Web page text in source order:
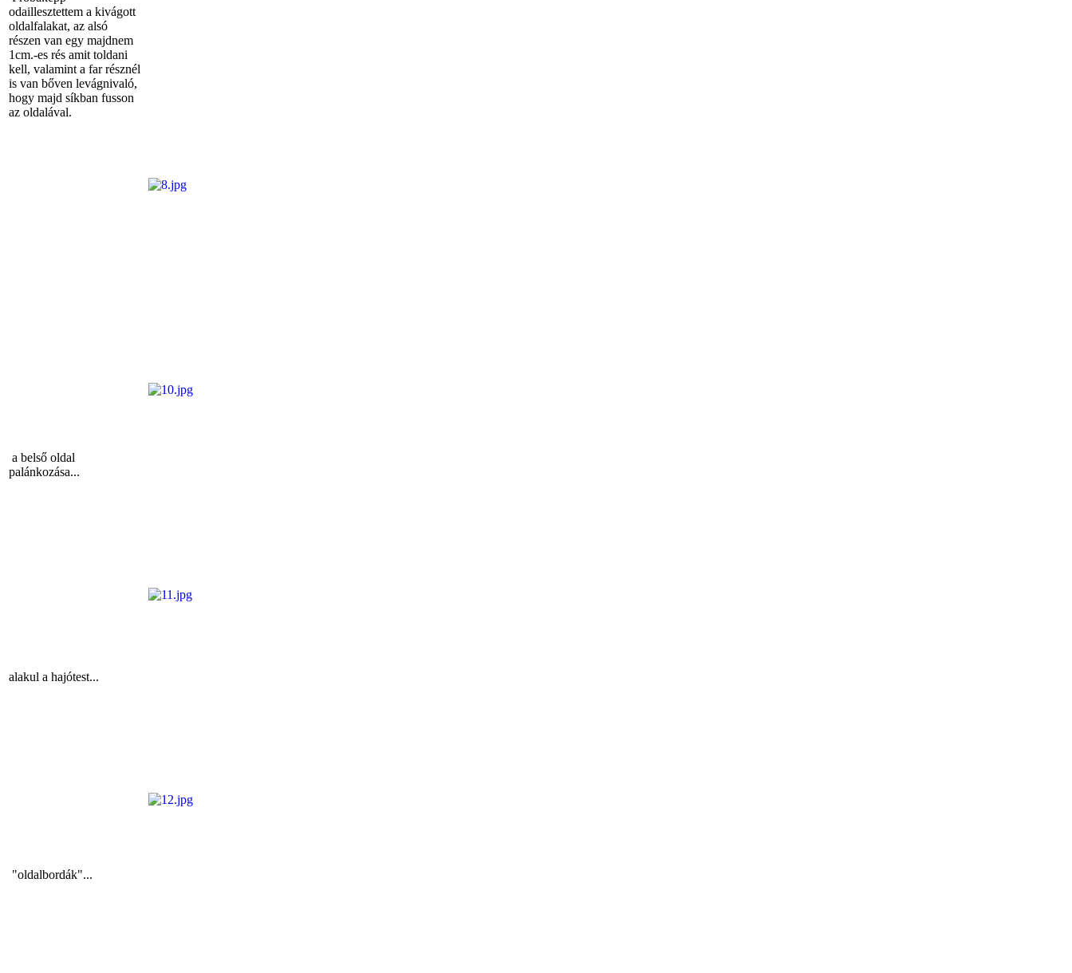
odaillesztettem a kivágott
oldalfalakat, az alsó
részen van egy majdnem
1cm.-es rés amit toldani
kell, valamint a far résznél
is van bőven levágnivaló,
hogy majd síkban fusson
az oldalával.
a belső oldal
palánkozása...
alakul a hajótest...
"oldalbordák"...